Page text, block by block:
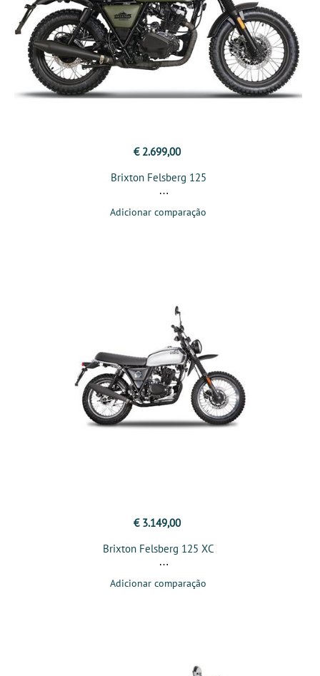
€ 2.699,00
Brixton Felsberg 125
Adicionar comparação
€ 3.149,00
Brixton Felsberg 125 XC
Adicionar comparação